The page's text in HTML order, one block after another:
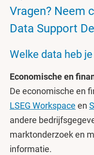
Vragen? Neem
Data Support
Welke data heb
Economische en
De economische en
LSEG Workspace en
andere
marktonderzoek en
informatie.